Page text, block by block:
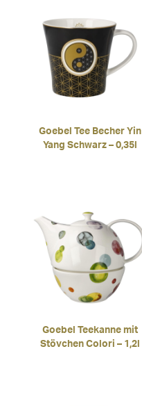
Goebel Tee Becher Yin
Yang Schwarz – 0,35l
Goebel Teekanne mit
Stövchen Colori – 1,2l